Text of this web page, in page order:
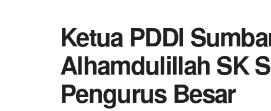
Ketua PDDI
Alhamdulillah SK
Pengurus Besar